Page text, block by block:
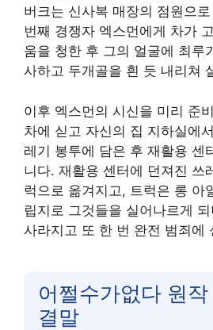
버크는 신사복 매장의 점원으
번째 경쟁자 엑스먼에게 차가
움을 청한 후 그의 얼굴에 최루
사하고 두개골을 흰 듯 내리쳐
이후 엑스먼의 시신을 미리 준
차에 싣고 자신의 집 지하실에
레기 봉투에 담은 후 재활용 센
니다. 재활용 센터에 던져진 쓰
럭으로 옮겨지고, 트럭은 롱 아
립지로 그것들을 실어나르게
사라지고 또 한 번 완전 범죄에
어쩔수가없다 원
결말